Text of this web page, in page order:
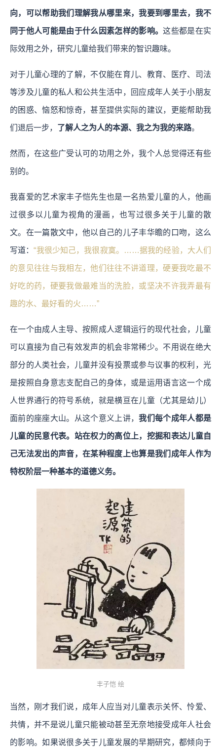
向，可以帮助我们理解我从哪里来，我要到哪里去，我不
同于他人可能是由于什么因素怎样的影响。这些都是在实
际效用之外，研究儿童给我们带来的智识趣味。
对于儿童心理的了解，不仅能在育儿、教育、医疗、司法
等涉及儿童的私人和公共生活中，回应成年人关于小朋友
的困惑、恼怒和惊奇，甚至提供实际的建议，更能帮助我
们退后一步， 了解人之为人的本源、我之为我的来路。
然而，在这些广受认可的功用之外，我个人总觉得还有些
别的。
我喜爱的艺术家丰子恺先生也是一名热爱儿童的人，他画
过很多以儿童为视角的漫画，也写过很多关于儿童的散
文。在一篇散文中，他以自己的儿子丰华瞻的口吻，这么
写道：“我很少知己，我很寂寞。……据我的经验，大人们
的意见往往与我相左，他们往往不讲道理，硬要我吃最不
好吃的药，硬要我做最难当的洗脸，或坚决不许我弄最有
趣的水、最好看的火……”
在一个由成人主导、按照成人逻辑运行的现代社会，儿童
可以直接为自己有效发声的机会非常稀少。不用说在绝大
部分的人类社会，儿童并没有投票或参与议事的权利，光
是按照自身意志支配自己的身体，或是运用语言这一个成
人世界通行的符号系统，就是横亘在儿童（尤其是幼儿）
面前的座座大山。从这个意义上讲，我们每个成年人都是
儿童的民意代表。站在权力的高位上，挖掘和表达儿童自
己无法发出的声音，在某种程度上也算是我们成年人作为
特权阶层一种基本的道德义务。
丰子恺 绘
当然，刚才我们说，成年人应当对儿童表示关怀、怜爱、
共情，并不是说儿童只能被动甚至无奈地接受成年人社会
的影响。如果说很多关于儿童发展的早期研究，都倾向于